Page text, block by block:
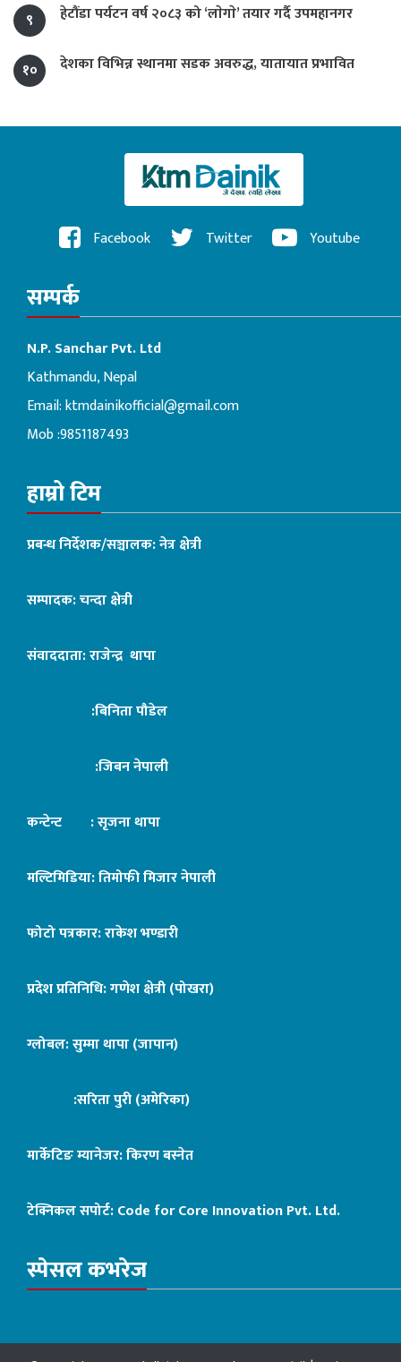
९ हेटौंडा पर्यटन वर्ष २०८३ को ‘लाेगाे’ तयार गर्दै उपमहानगर
१० देशका विभिन्न स्थानमा सडक अवरुद्ध, यातायात प्रभावित
Facebook Twitter Youtube
सम्पर्क
N.P. Sanchar Pvt. Ltd
Kathmandu, Nepal
Email:ktmdainikofficial@gmail.com
Mob :9851187493
हाम्रो टिम
प्रबन्ध निर्देशक/सञ्चालक: नेत्र क्षेत्री
सम्पादक: चन्दा क्षेत्री
संवाददाता: राजेन्द्र थापा
:बिनिता पौडेल
:जिबन नेपाली
कन्टेन्ट : सृजना थापा
मल्टिमिडिया: तिमोफी मिजार नेपाली
फोटो पत्रकार: राकेश भण्डारी
प्रदेश प्रतिनिधि: गणेश क्षेत्री (पोखरा)
ग्लोबल: सुम्मा थापा (जापान)
:सरिता पुरी (अमेरिका)
मार्केटिङ म्यानेजर: किरण बस्नेत
टेक्निकल सपोर्ट:Code for Core Innovation Pvt. Ltd.
स्पेसल कभरेज